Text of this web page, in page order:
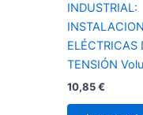
INDUSTRIAL:
ELÉCTRICAS
TENSIÓN
10,85€